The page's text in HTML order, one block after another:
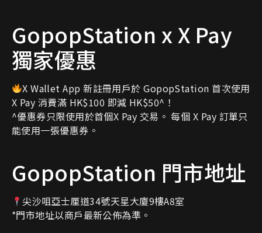
GopopStation x X Pay
獨家優惠
X Wallet App 新註冊用戶於 GopopStation 首次使用
X Pay 消費滿 HK$100 即減 HK$50^！
^優惠券只限使用於首個X Pay 交易。 每個 X Pay 訂單只
能使用一張優惠券。
GopopStation 門市地址
尖沙咀亞士厘道34號天星大廈9樓A8室
*門市地址以商戶最新公佈為準。